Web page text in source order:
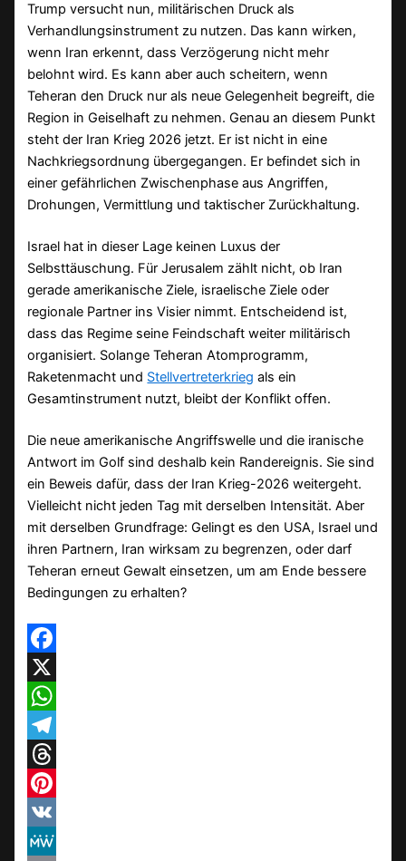
Trump versucht nun, militärischen Druck als
Verhandlungsinstrument zu nutzen. Das kann wirken,
wenn Iran erkennt, dass Verzögerung nicht mehr
belohnt wird. Es kann aber auch scheitern, wenn
Teheran den Druck nur als neue Gelegenheit begreift, die
Region in Geiselhaft zu nehmen. Genau an diesem Punkt
steht der Iran Krieg 2026 jetzt. Er ist nicht in eine
Nachkriegsordnung übergegangen. Er befindet sich in
einer gefährlichen Zwischenphase aus Angriffen,
Drohungen, Vermittlung und taktischer Zurückhaltung.
Israel hat in dieser Lage keinen Luxus der
Selbsttäuschung. Für Jerusalem zählt nicht, ob Iran
gerade amerikanische Ziele, israelische Ziele oder
regionale Partner ins Visier nimmt. Entscheidend ist,
dass das Regime seine Feindschaft weiter militärisch
organisiert. Solange Teheran Atomprogramm,
Raketenmacht und Stellvertreterkrieg als ein
Gesamtinstrument nutzt, bleibt der Konflikt offen.
Die neue amerikanische Angriffswelle und die iranische
Antwort im Golf sind deshalb kein Randereignis. Sie sind
ein Beweis dafür, dass der Iran Krieg-2026 weitergeht.
Vielleicht nicht jeden Tag mit derselben Intensität. Aber
mit derselben Grundfrage: Gelingt es den USA, Israel und
ihren Partnern, Iran wirksam zu begrenzen, oder darf
Teheran erneut Gewalt einsetzen, um am Ende bessere
Bedingungen zu erhalten?
Facebook
X
WhatsApp
Telegram
Threads
Pinterest
VK